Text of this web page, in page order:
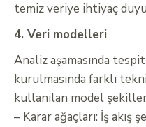
temiz veriye ihtiyaç
4. Veri modelleri
Analiz aşamasında
kurulmasında farklı
kullanılan model
– Karar ağaçları: İş akış